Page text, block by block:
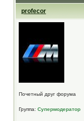
profecor
Почетный друг форума
Группа: Супермодератор